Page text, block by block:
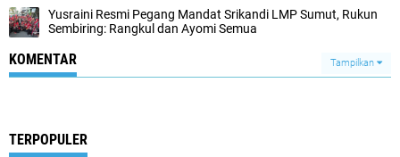
Yusraini Resmi Pegang Mandat Srikandi LMP Sumut, Rukun
Sembiring: Rangkul dan Ayomi Semua
KOMENTAR Tampilkan
TERPOPULER